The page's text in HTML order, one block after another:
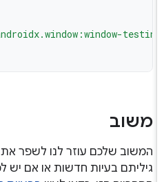
משוב
גיליתם בעיות חדשות או אם יש